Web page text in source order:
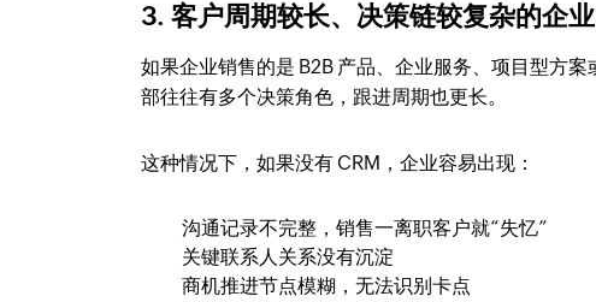
3. 客户周期较长、决策链较复杂的企业
如果企业销售的是 B2B 产品、企业服务、项目型方
部往往有多个决策角色，跟进周期也更长。
这种情况下，如果没有 CRM，企业容易出现：
沟通记录不完整，销售一离职客户就“失忆”
关键联系人关系没有沉淀
商机推进节点模糊，无法识别卡点